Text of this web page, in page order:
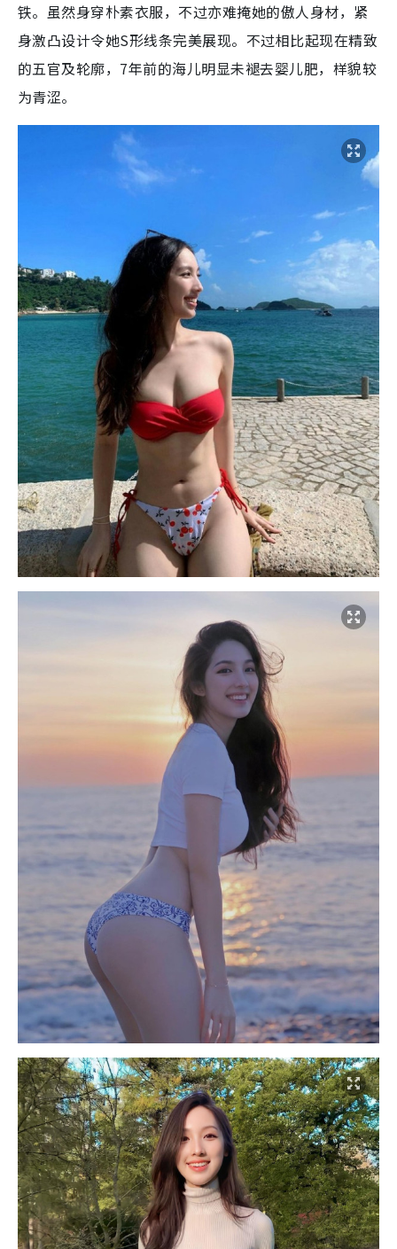
铁。虽然身穿朴素衣服，不过亦难掩她的傲人身材，紧
身激凸设计令她S形线条完美展现。不过相比起现在精致
的五官及轮廓，7年前的海儿明显未褪去婴儿肥，样貌较
为青涩。